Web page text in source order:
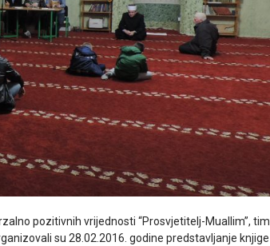
pozitivnih vrijednosti “Prosvjetitelj-Muallim”, tim
su 28.02.2016. godine predstavljanje knjige